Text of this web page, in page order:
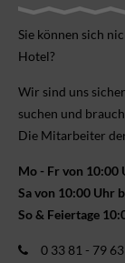
Sie können sich
Hotel?
Wir sind uns
suchen und
Die Mitarbeiter
Mo - Fr von 10:00
Sa von 10:00 Uhr
So & Feiertage
0 33 81 - 79